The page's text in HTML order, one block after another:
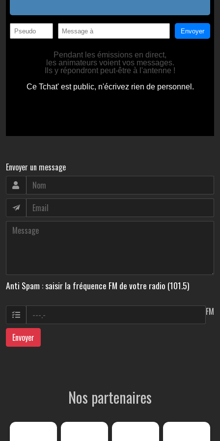
Envoyer un message
Anti Spam : saisir la fréquence FM de votre radio (101.5)
FM
Envoyer
Nos partenaires